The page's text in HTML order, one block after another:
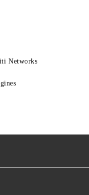
Networks